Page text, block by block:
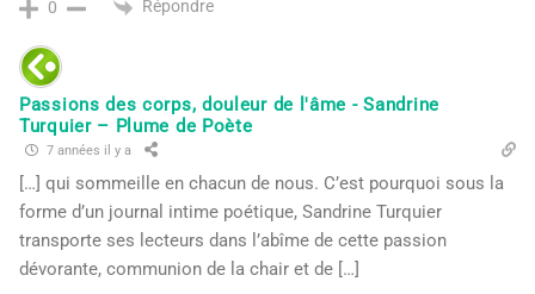
0 Répondre
Passions des corps, douleur de l'âme - Sandrine
Turquier – Plume de Poète
7 années il y a
[…] qui sommeille en chacun de nous. C’est pourquoi sous la
forme d’un journal intime poétique, Sandrine Turquier
transporte ses lecteurs dans l’abîme de cette passion
dévorante, communion de la chair et de […]